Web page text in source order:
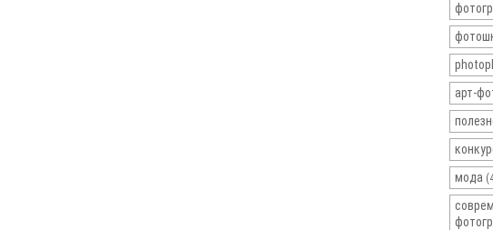
арт-
мода